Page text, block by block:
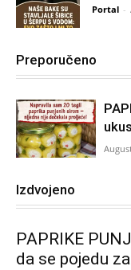
Portal -
Preporučeno
Izdvojeno
PAPRIKE
da se pojedu